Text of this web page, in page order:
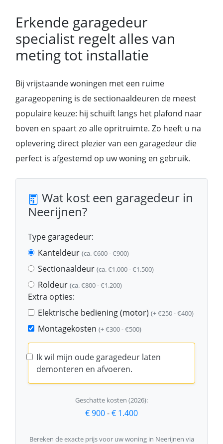
Erkende garagedeur
specialist regelt alles van
meting tot installatie
Bij vrijstaande woningen met een ruime
garageopening is de sectionaaldeuren de meest
populaire keuze: hij schuift langs het plafond naar
boven en spaart zo alle opritruimte. Zo heeft u na
oplevering direct plezier van een garagedeur die
perfect is afgestemd op uw woning en gebruik.
Wat kost een garagedeur in
Neerijnen?
Type garagedeur:
Kanteldeur (ca. €600 - €900)
Sectionaaldeur (ca. €1.000 - €1.500)
Roldeur (ca. €800 - €1.200)
Extra opties:
Elektrische bediening (motor) (+ €250 - €400)
Montagekosten (+ €300 - €500)
Ik wil mijn oude garagedeur laten
demonteren en afvoeren.
Geschatte kosten (2026):
€ 900-€ 1.400
Bereken de exacte prijs voor uw woning in Neerijnen via